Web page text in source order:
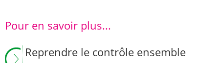
Pour en savoir plus...
Reprendre le contrôle ensemble